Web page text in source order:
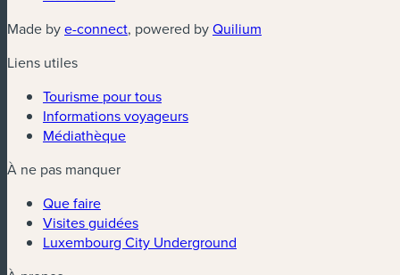
Made bye-connect(nouvelle fenêtre)
, powered byQuilium
Liens utiles
Tourisme pour tous
Informations voyageurs
Médiathèque
À ne pas manquer
Que faire
Visites guidées
Luxembourg City Underground